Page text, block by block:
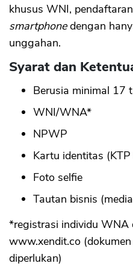
khusus WNI,
smartphonedengan
unggahan.
Syarat dan
Berusia minimal 17
WNI/WNA*
NPWP
Kartu identitas
Foto selfie
Tautan bisnis
*registrasi individu WNA
www.xendit.co
diperlukan)